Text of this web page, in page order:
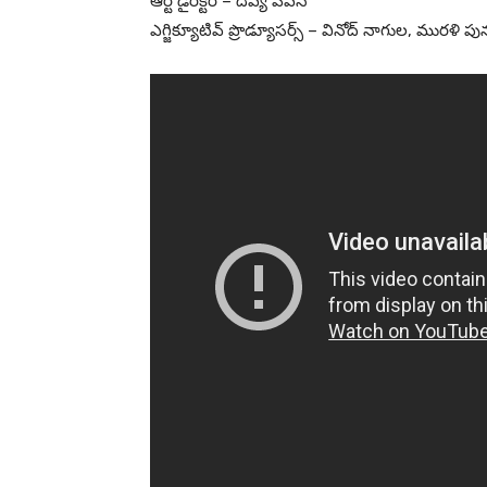
ఎగ్జిక్యూటివ్ ప్రొడ్యూసర్స్ – వినోద్ నాగుల, మురళి